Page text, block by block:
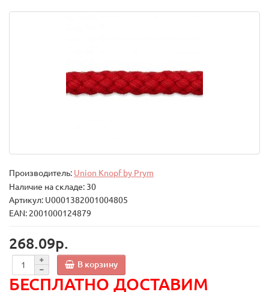
Производитель: Union Knopf by Prym
Наличие на складе: 30
Артикул: U0001382001004805
EAN: 2001000124879
268.09р.
В корзину
БЕСПЛАТНО ДОСТАВИМ